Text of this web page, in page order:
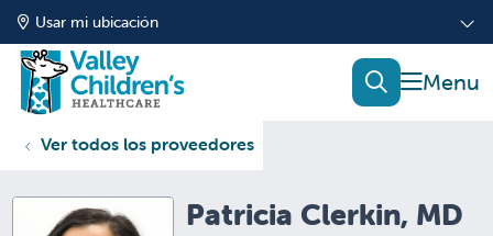
Usar mi ubicación
mostrar
buscar
Ver todos los proveedores
Patricia Clerkin, MD